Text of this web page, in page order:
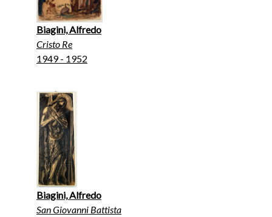
Biagini, Alfredo
Cristo Re
1949 - 1952
Biagini, Alfredo
San Giovanni Battista